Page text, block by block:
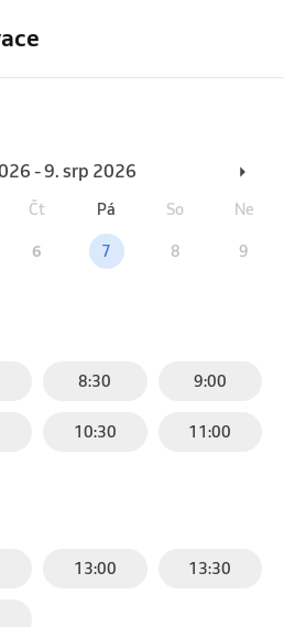
- 9. srp 2026
Čt Pá So Ne
6 7 8 9
8:30 9:00
10:30 11:00
13:00 13:30